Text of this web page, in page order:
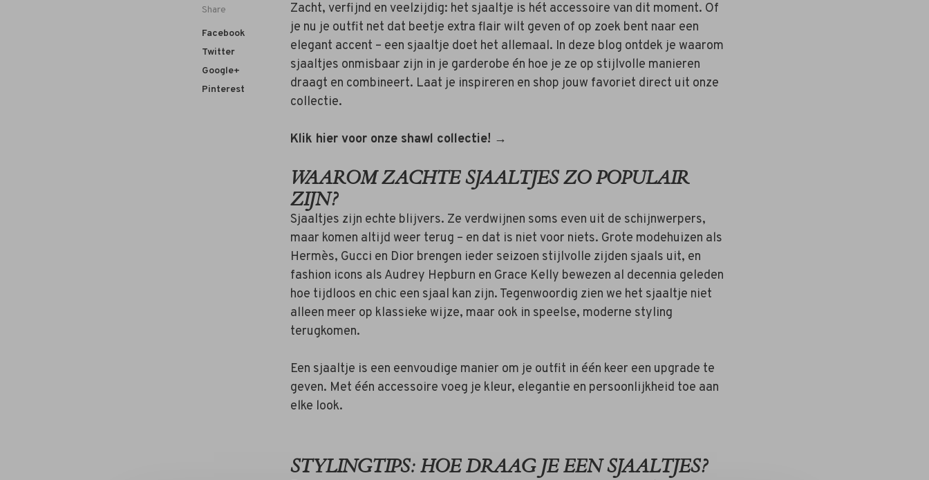
Share
Facebook
Twitter
Google+
Pinterest
Zacht, verfijnd en veelzijdig: het sjaaltje is hét accessoire van dit moment. Of
je nu je outfit net dat beetje extra flair wilt geven of op zoek bent naar een
elegant accent – een sjaaltje doet het allemaal. In deze blog ontdek je waarom
sjaaltjes onmisbaar zijn in je garderobe én hoe je ze op stijlvolle manieren
draagt en combineert. Laat je inspireren en shop jouw favoriet direct uit onze
collectie.
Klik hier voor onze shawl collectie! →
WAAROM ZACHTE SJAALTJES ZO POPULAIR
ZIJN?
Sjaaltjes zijn echte blijvers. Ze verdwijnen soms even uit de schijnwerpers,
maar komen altijd weer terug – en dat is niet voor niets. Grote modehuizen als
Hermès, Gucci en Dior brengen ieder seizoen stijlvolle zijden sjaals uit, en
fashion icons als Audrey Hepburn en Grace Kelly bewezen al decennia geleden
hoe tijdloos en chic een sjaal kan zijn. Tegenwoordig zien we het sjaaltje niet
alleen meer op klassieke wijze, maar ook in speelse, moderne styling
terugkomen.
Een sjaaltje is een eenvoudige manier om je outfit in één keer een upgrade te
geven. Met één accessoire voeg je kleur, elegantie en persoonlijkheid toe aan
elke look.
STYLINGTIPS: HOE DRAAG JE EEN SJAALTJES?